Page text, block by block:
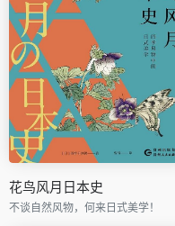
花鸟风月日本史
不谈自然风物，何来日式美学！